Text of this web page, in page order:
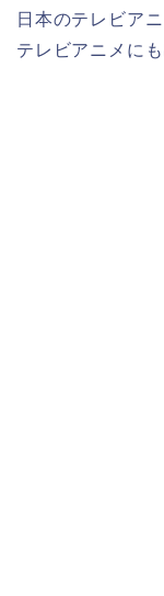
日本のテレビア
テレビアニメに